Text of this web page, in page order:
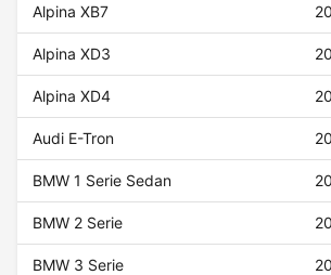
Alpina XB7
Alpina XD3
Alpina XD4
Audi E-Tron
BMW 1 Serie Sedan
BMW 2 Serie
BMW 3 Serie